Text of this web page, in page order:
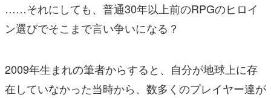
……それにしても、普通30年以上前のRPGのヒロイ
ン選びでそこまで言い争いになる？
2009年生まれの筆者からすると、自分が地球上に存
在していなかった当時から、数多くのプレイヤー達が